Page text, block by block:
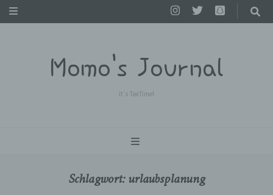
Momo's Journal
It's TeaTime!
Schlagwort:urlaubsplanung